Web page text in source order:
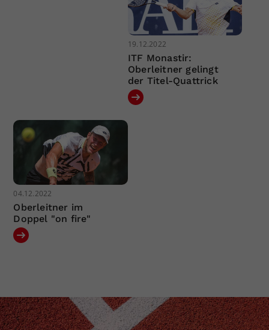
19.12.2022
ITF Monastir:
Oberleitner gelingt
der Titel-Quattrick
04.12.2022
Oberleitner im
Doppel "on fire"